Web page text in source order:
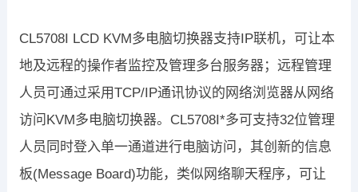
CL5708I LCD KVM多电脑切换器支持IP联机，可让本
地及远程的操作者监控及管理多台服务器；远程管理
人员可通过采用TCP/IP通讯协议的网络浏览器从网络
访问KVM多电脑切换器。CL5708I*多可支持32位管理
人员同时登入单一通道进行电脑访问，其创新的信息
板(Message Board)功能，类似网络聊天程序，可让